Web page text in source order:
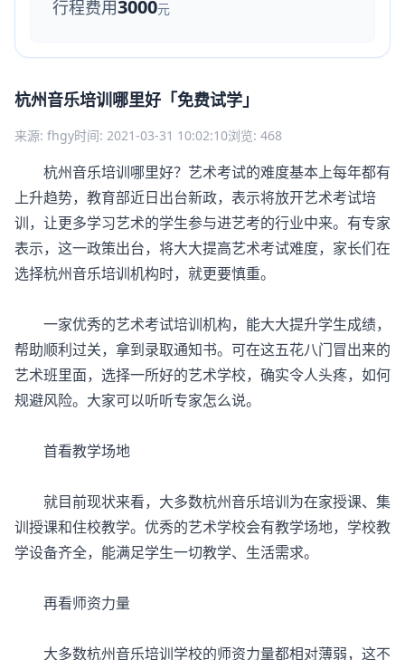
行程费用3000元
杭州音乐培训哪里好「免费试学」
来源: fhgy时间: 2021-03-31 10:02:10浏览: 468
杭州音乐培训哪里好？艺术考试的难度基本上每年都有
上升趋势，教育部近日出台新政，表示将放开艺术考试培
训，让更多学习艺术的学生参与进艺考的行业中来。有专家
表示，这一政策出台，将大大提高艺术考试难度，家长们在
选择杭州音乐培训机构时，就更要慎重。
一家优秀的艺术考试培训机构，能大大提升学生成绩，
帮助顺利过关，拿到录取通知书。可在这五花八门冒出来的
艺术班里面，选择一所好的艺术学校，确实令人头疼，如何
规避风险。大家可以听听专家怎么说。
首看教学场地
就目前现状来看，大多数杭州音乐培训为在家授课、集
训授课和住校教学。优秀的艺术学校会有教学场地，学校教
学设备齐全，能满足学生一切教学、生活需求。
再看师资力量
大多数杭州音乐培训学校的师资力量都相对薄弱，这不